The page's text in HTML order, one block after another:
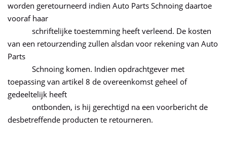
worden geretourneerd indien Auto Parts Schnoing daartoe
vooraf haar
schriftelijke toestemming heeft verleend. De kosten
van een retourzending zullen alsdan voor rekening van Auto
Parts
Schnoing komen. Indien opdrachtgever met
toepassing van artikel 8 de overeenkomst geheel of
gedeeltelijk heeft
ontbonden, is hij gerechtigd na een voorbericht de
desbetreffende producten te retourneren.